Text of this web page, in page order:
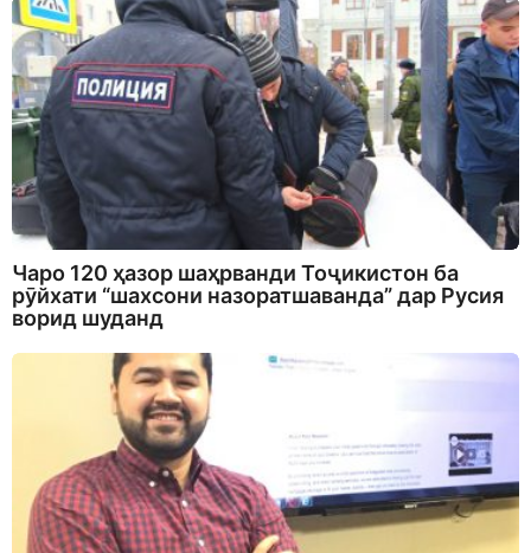
Чаро 120 ҳазор шаҳрванди Тоҷикистон ба
рӯйхати “шахсони назоратшаванда” дар Русия
ворид шуданд